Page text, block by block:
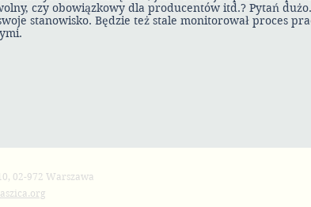
czy obowiązkowy dla producentów itd.? Pytań
stanowisko. Będzie też stale monitorował proces
02-972 Warszawa